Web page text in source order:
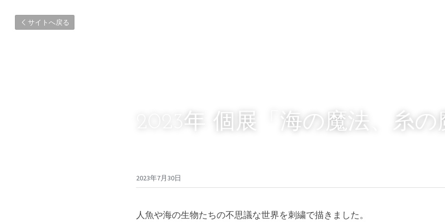
サイトへ戻る
2023年 個展「海の魔法、糸
2023年7月30日
人魚や海の生物たちの不思議な世界を刺繍で描きました。